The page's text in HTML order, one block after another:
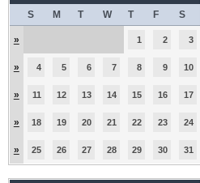
S M T W T F S
» 1 2 3
» 4 5 6 7 8 9 10
» 11 12 13 14 15 16 17
» 18 19 20 21 22 23 24
» 25 26 27 28 29 30 31